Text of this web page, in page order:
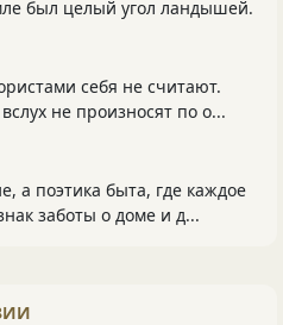
был целый угол ландышей.
себя не считают.
не произносят по о...
а поэтика быта, где каждое
заботы о доме и д...